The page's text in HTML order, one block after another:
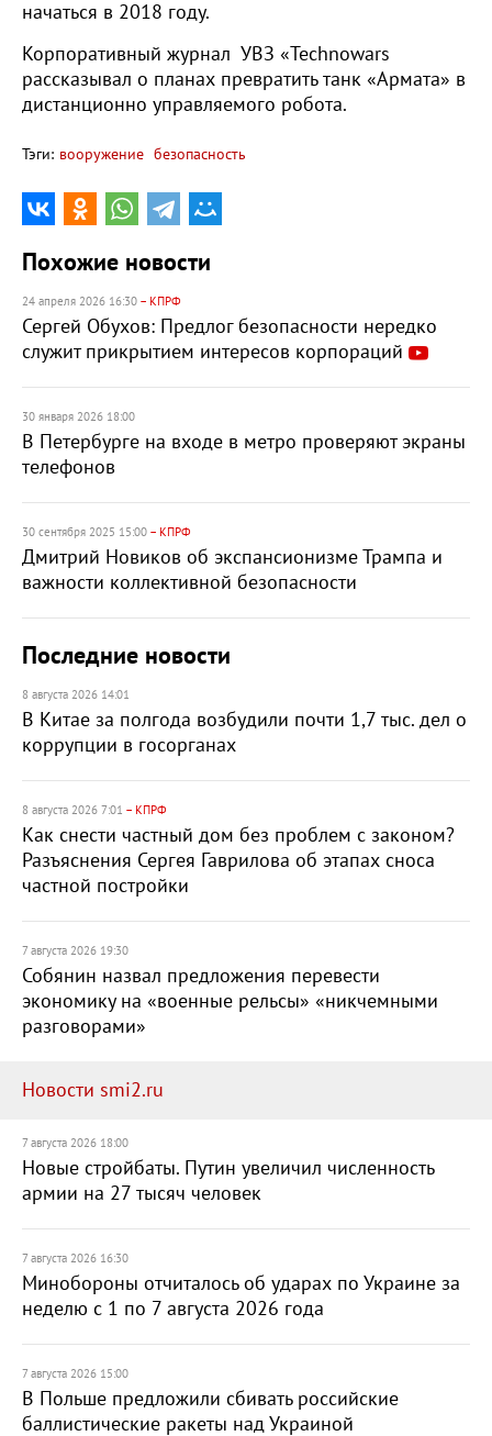
начаться в 2018 году.
Корпоративный журнал УВЗ «Technowars
рассказывал о планах превратить танк «Армата» в
дистанционно управляемого робота.
Тэги: вооружение безопасность
Похожие новости
24 апреля 2026 16:30 – КПРФ
Сергей Обухов: Предлог безопасности нередко
служит прикрытием интересов корпораций
30 января 2026 18:00
В Петербурге на входе в метро проверяют экраны
телефонов
30 сентября 2025 15:00 – КПРФ
Дмитрий Новиков об экспансионизме Трампа и
важности коллективной безопасности
Последние новости
8 августа 2026 14:01
В Китае за полгода возбудили почти 1,7 тыс. дел о
коррупции в госорганах
8 августа 2026 7:01 – КПРФ
Как снести частный дом без проблем с законом?
Разъяснения Сергея Гаврилова об этапах сноса
частной постройки
7 августа 2026 19:30
Собянин назвал предложения перевести
экономику на «военные рельсы» «никчемными
разговорами»
Новости smi2.ru
7 августа 2026 18:00
Новые стройбаты. Путин увеличил численность
армии на 27 тысяч человек
7 августа 2026 16:30
Минобороны отчиталось об ударах по Украине за
неделю с 1 по 7 августа 2026 года
7 августа 2026 15:00
В Польше предложили сбивать российские
баллистические ракеты над Украиной